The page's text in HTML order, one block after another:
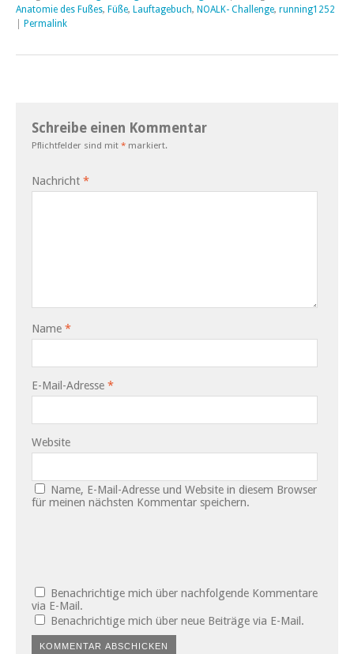
Anatomie des Fußes, Füße, Lauftagebuch, NOALK- Challenge, running1252
Permalink
Schreibe einen Kommentar
Pflichtfelder sind mit * markiert.
Nachricht *
Name *
E-Mail-Adresse *
Website
Name, E-Mail-Adresse und Website in diesem Browser
für meinen nächsten Kommentar speichern.
Benachrichtige mich über nachfolgende Kommentare
via E-Mail.
Benachrichtige mich über neue Beiträge via E-Mail.